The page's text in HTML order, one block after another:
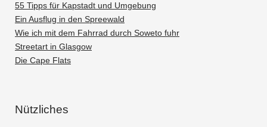
55 Tipps für Kapstadt und Umgebung
Ein Ausflug in den Spreewald
Wie ich mit dem Fahrrad durch Soweto fuhr
Streetart in Glasgow
Die Cape Flats
Nützliches